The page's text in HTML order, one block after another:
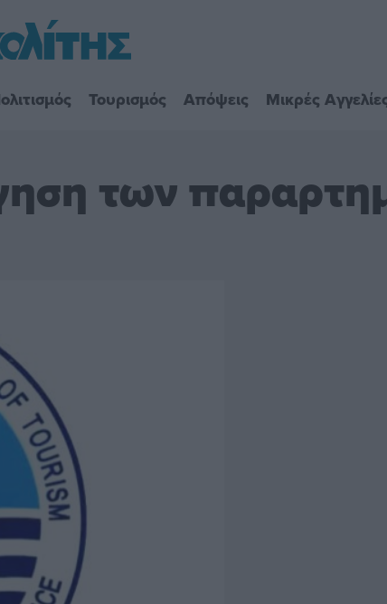
Τουρισμός Απόψεις Μικρές
των